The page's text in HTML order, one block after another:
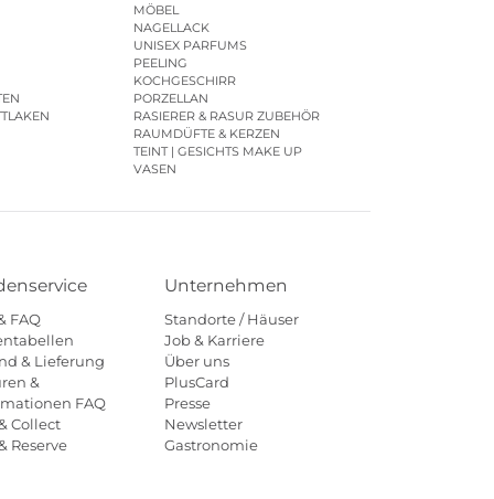
MÖBEL
NAGELLACK
UNISEX PARFUMS
PEELING
KOCHGESCHIRR
PORZELLAN
RASIERER & RASUR ZUBEHÖR
RAUMDÜFTE & KERZEN
TEINT | GESICHTS MAKE UP
VASEN
FAQ
& Lieferung
&
FAQ
Collect
Reserve
Unternehmen
Standorte / Häuser
Job & Karriere
Über uns
PlusCard
Presse
Newsletter
Gastronomie